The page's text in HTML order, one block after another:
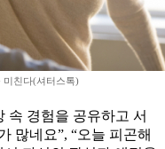
미친다(셔터스톡)
속 경험을 공유하고 서
많네요”, “오늘 피곤해